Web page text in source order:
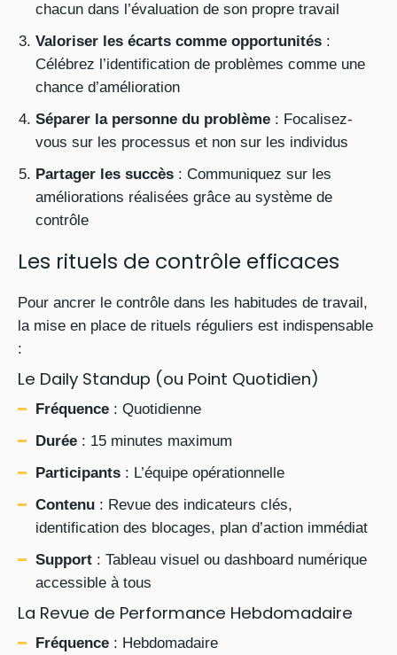
chacun dans l’évaluation de son propre travail
Valoriser les écarts comme opportunités :
Célébrez l’identification de problèmes comme une
chance d’amélioration
Séparer la personne du problème : Focalisez-
vous sur les processus et non sur les individus
Partager les succès : Communiquez sur les
améliorations réalisées grâce au système de
contrôle
Les rituels de contrôle efficaces
Pour ancrer le contrôle dans les habitudes de travail,
la mise en place de rituels réguliers est indispensable
:
Le Daily Standup (ou Point Quotidien)
Fréquence : Quotidienne
Durée : 15 minutes maximum
Participants : L’équipe opérationnelle
Contenu : Revue des indicateurs clés,
identification des blocages, plan d’action immédiat
Support : Tableau visuel ou dashboard numérique
accessible à tous
La Revue de Performance Hebdomadaire
Fréquence : Hebdomadaire